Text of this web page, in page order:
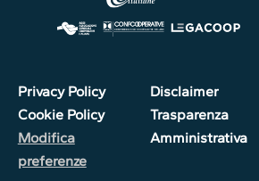
Privacy Policy
Cookie Policy
Modifica
preferenze
Disclaimer
Trasparenza
Amministrativa